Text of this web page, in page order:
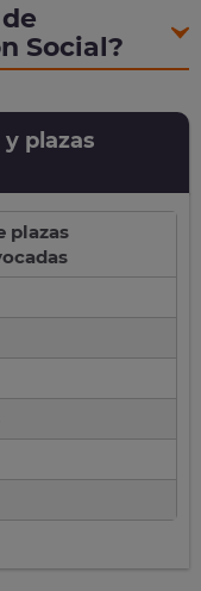
Social?
plazas
plazas